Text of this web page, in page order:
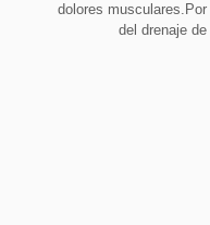
dolores
del drenaje